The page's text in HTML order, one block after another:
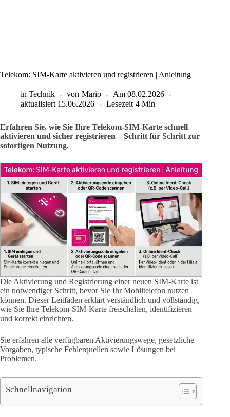
Telekom: SIM-Karte aktivieren und registrieren | Anleitung
in Technik von Mario Am 08.02.2026
aktualisiert 15.06.2026 Lesezeit 4 Min
Erfahren Sie, wie Sie Ihre Telekom-SIM-Karte schnell
aktivieren und sicher registrieren – Schritt für Schritt zur
sofortigen Nutzung.
Die Aktivierung und Registrierung einer neuen SIM-Karte ist
ein notwendiger Schritt, bevor Sie Ihr Mobiltelefon nutzen
können. Dieser Leitfaden erklärt verständlich und vollständig,
wie Sie Ihre Telekom-SIM-Karte freischalten, identifizieren
und korrekt einrichten.
Sie erfahren alle verfügbaren Aktivierungswege, gesetzliche
Vorgaben, typische Fehlerquellen sowie Lösungen bei
Problemen.
Schnellnavigation